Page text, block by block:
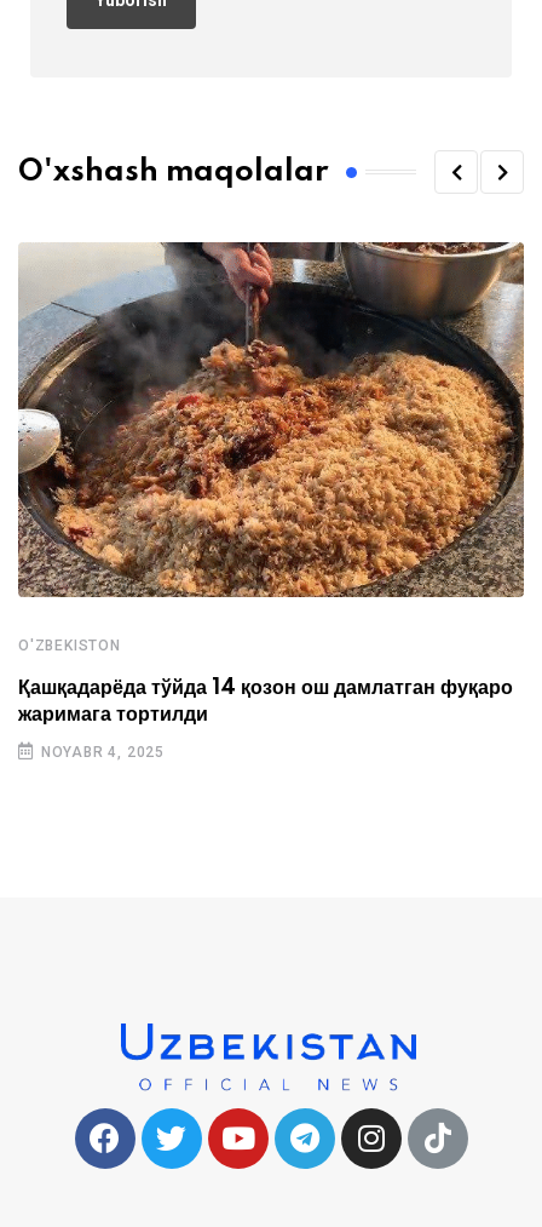
O'xshash maqolalar
O'ZBEKISTON
Қашқадарёда тўйда 14 қозон ош дамлатган фуқаро
жаримага тортилди
NOYABR 4, 2025